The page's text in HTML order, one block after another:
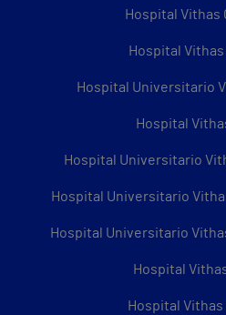
Hospital Vithas
Hospital Vithas
Hospital Universitario
Hospital
Hospital Universitario
Hospital Universitario
Hospital Universitario
Hospital
Hospital Vithas